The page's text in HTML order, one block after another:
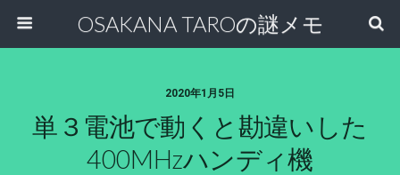
OSAKANA TAROの謎メモ
2020年1月5日
単３電池で動くと勘違いした
400MHzハンディ機